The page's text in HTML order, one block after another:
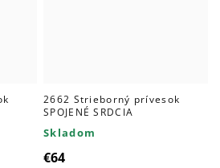
2662 Strieborný prívesok
SPOJENÉ SRDCIA
Skladom
€64